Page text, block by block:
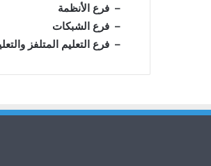
– فرع الأنظمة
– فرع الشبكات
– فرع التعليم المتلفز